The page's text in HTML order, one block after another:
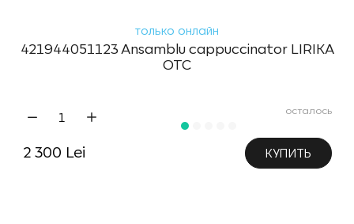
только онлайн
421944051123 Ansamblu cappuccinator LIRIKA
OTC
осталось
2 300 Lei КУПИТЬ